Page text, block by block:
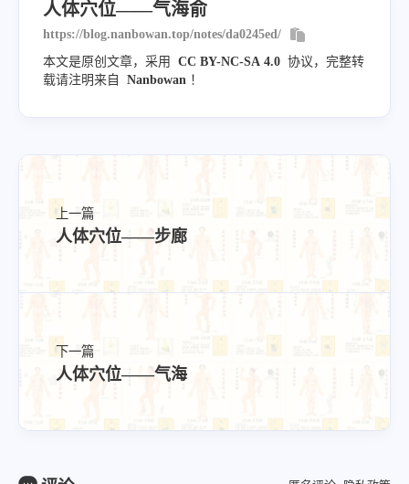
人体穴位——气海俞
https://blog.nanbowan.top/notes/da0245ed/
本文是原创文章，采用
CC BY-NC-SA 4.0 协议，完整转
载请注明来自
Nanbowan ！
上一篇
人体穴位——步廊
下一篇
人体穴位——气海